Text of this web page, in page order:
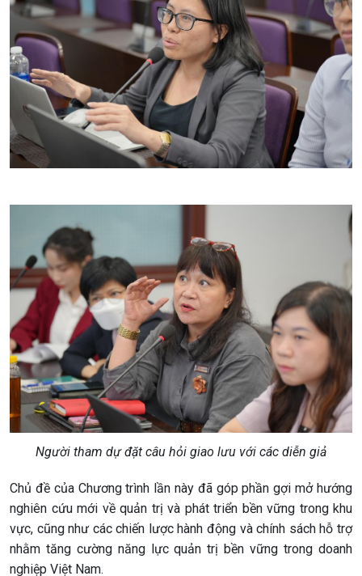
Người tham dự đặt câu hỏi giao lưu với các diễn giả
Chủ đề của Chương trình lần này đã góp phần gợi mở hướng
nghiên cứu mới về quản trị và phát triển bền vững trong khu
vực, cũng như các chiến lược hành động và chính sách hỗ trợ
nhằm tăng cường năng lực quản trị bền vững trong doanh
nghiệp Việt Nam.